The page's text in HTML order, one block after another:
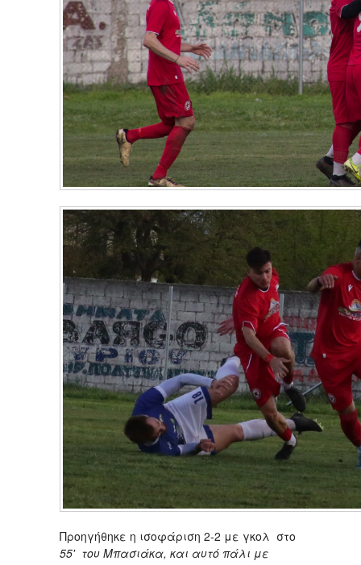
Προηγήθηκε η ισοφάριση 2-2 με γκολ στο
55' του Μπασιάκα, και αυτό πάλι με